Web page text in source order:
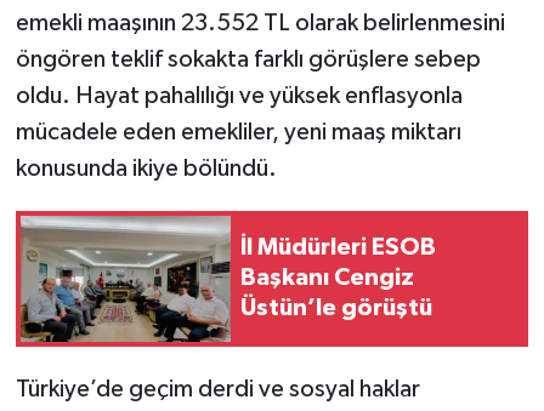
emekli maaşının 23.552 TL olarak belirlenmesini
öngören teklif sokakta farklı görüşlere sebep
oldu. Hayat pahalılığı ve yüksek enflasyonla
mücadele eden emekliler, yeni maaş miktarı
konusunda ikiye bölündü.
İl Müdürleri ESOB
Başkanı Cengiz
Üstün’le görüştü
Türkiye’de geçim derdi ve sosyal haklar